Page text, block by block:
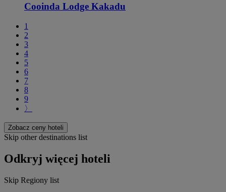
Cooinda Lodge Kakadu
1
2
3
4
5
6
7
8
9
〉
Zobacz ceny hoteli
Skip other destinations list
Odkryj więcej hoteli
Skip Regiony list